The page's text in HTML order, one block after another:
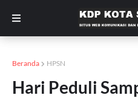
Beranda HPSN
Hari Peduli